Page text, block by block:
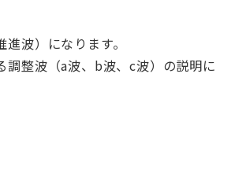
波）になります。
調整波（a波、b波、c波）の説明に